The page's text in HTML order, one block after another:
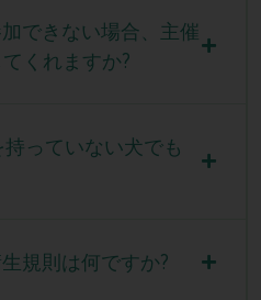
できない場合、主催
くれますか?
っていない犬でも
規則は何ですか?